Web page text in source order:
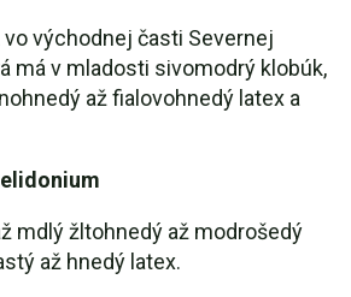
východnej časti Severnej
má v mladosti sivomodrý klobúk,
až fialovohnedý latex a
mdlý žltohnedý až modrošedý
až hnedý latex.